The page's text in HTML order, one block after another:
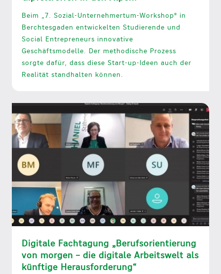
Beim „7. Sozial-Unternehmertum-Workshop" in
Berchtesgaden entwickelten Studierende und
Social Entrepreneurs innovative
Geschäftsmodelle. Der methodische Prozess
sorgte dafür, dass diese Start-up-Ideen auch der
Realität standhalten können.
Digitale Fachtagung „Berufsorientierung
von morgen – die digitale Arbeitswelt als
künftige Herausforderung“